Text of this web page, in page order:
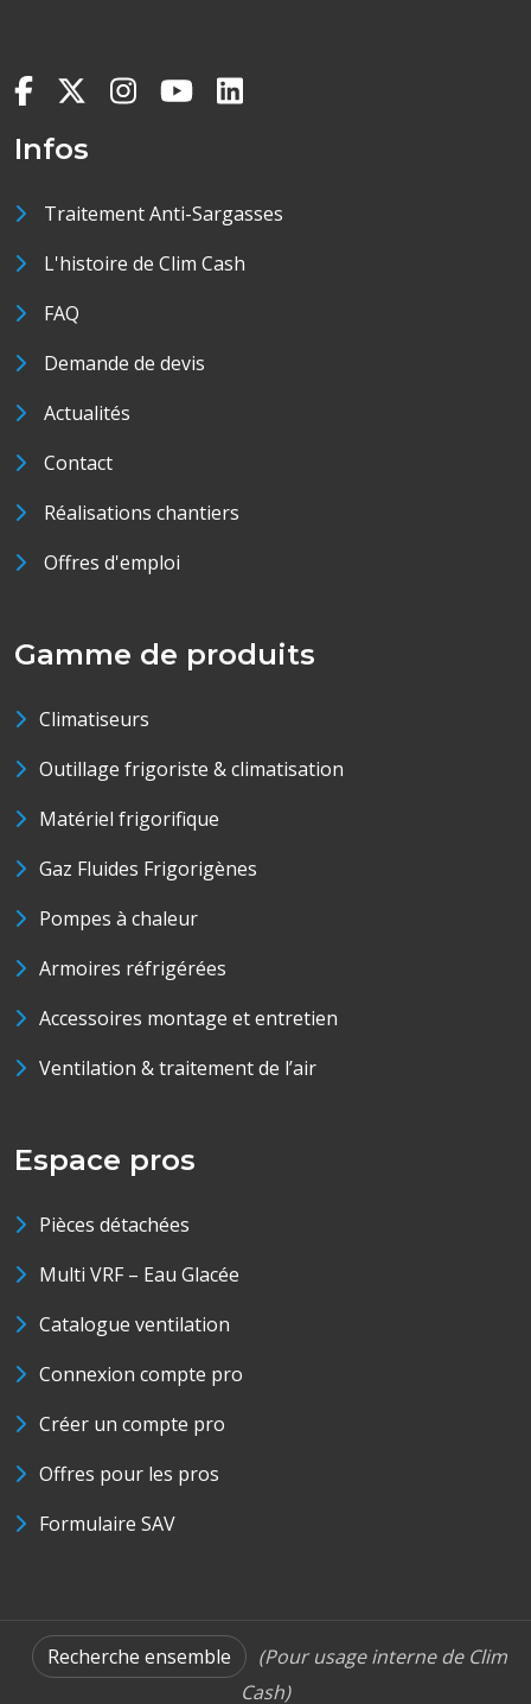
Infos
Traitement Anti-Sargasses
L'histoire de Clim Cash
FAQ
Demande de devis
Actualités
Contact
Réalisations chantiers
Offres d'emploi
Gamme de produits
Climatiseurs
Outillage frigoriste & climatisation
Matériel frigorifique
Gaz Fluides Frigorigènes
Pompes à chaleur
Armoires réfrigérées
Accessoires montage et entretien
Ventilation & traitement de l’air
Espace pros
Pièces détachées
Multi VRF – Eau Glacée
Catalogue ventilation
Connexion compte pro
Créer un compte pro
Offres pour les pros
Formulaire SAV
Recherche ensemble
(Pour usage interne de Clim
Cash)